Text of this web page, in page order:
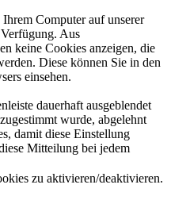
Computer auf unserer
Aus
keine Cookies anzeigen, die
Diese können Sie in den
einsehen.
dauerhaft ausgeblendet
wurde, abgelehnt
damit diese Einstellung
Mitteilung bei jedem
zu aktivieren/deaktivieren.